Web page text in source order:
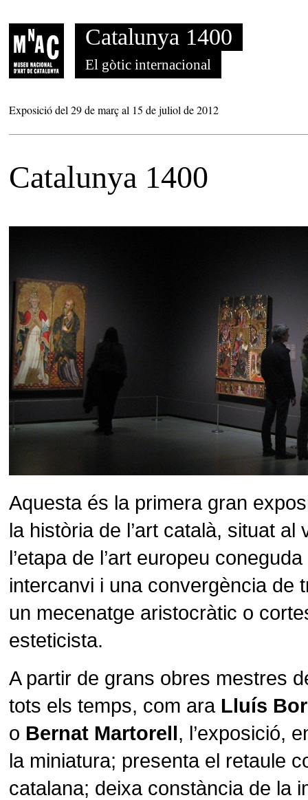
Catalunya 1400
El gòtic internacional
Saltar al contenido
Exposició del 29 de març al 15 de juliol de 2012
Catalunya 1400
Aquesta és la primera gran
la història de l’art català, situat
l’etapa de l’art europeu
intercanvi i una convergència de
un mecenatge aristocràtic o
esteticista.
A partir de grans obres mestres
tots els temps, com ara Lluís
o Bernat Martorell, l’exposició,
la miniatura; presenta el retaule
catalana; deixa constància de la